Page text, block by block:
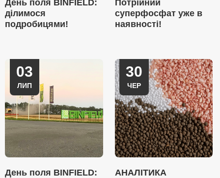
День поля BINFIELD:
ділимося
подробицями!
Потрійний
суперфосфат уже в
наявності!
03
ЛИП
День поля BINFIELD:
30
ЧЕР
АНАЛІТИКА